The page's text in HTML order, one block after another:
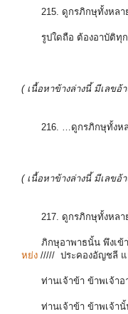
215. ดูกรภิกษุทั้งหล
รูปใดถือ ต้องอาบัติทุ
( เนื้อหาข้างล่างนี้ มีเลขอ้
216. …ดูกรภิกษุทั้งห
( เนื้อหาข้างล่างนี้ มีเลขอ้
217. ดูกรภิกษุทั้งหล
ภิกษุอาพาธนั้น พึงเข้
หย่ง ///// ประคองอัญชลี แ
ท่านเจ้าข้า ข้าพเจ้า
ท่านเจ้าข้า ข้าพเจ้